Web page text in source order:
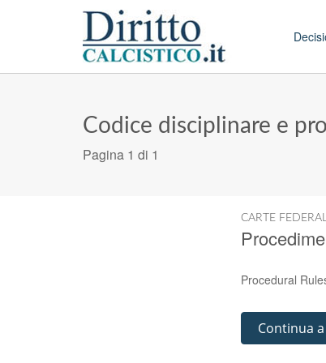
Main menu
Codice disciplinare e
Pagina 1 di 1
CARTE
Procedural
Continua